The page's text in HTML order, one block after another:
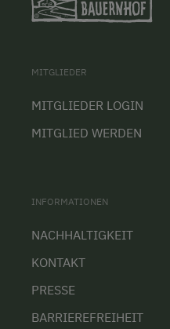
MITGLIEDER
MITGLIEDER LOGIN
MITGLIED WERDEN
INFORMATIONEN
NACHHALTIGKEIT
KONTAKT
PRESSE
BARRIEREFREIHEIT